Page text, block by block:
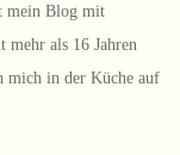
mein Blog mit
mehr als 16 Jahren
mich in der Küche auf